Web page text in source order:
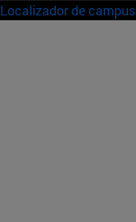
Localizador de campus